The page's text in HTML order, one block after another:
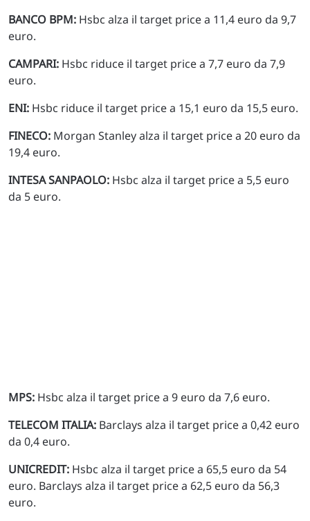
BANCO BPM: Hsbc alza il target price a 11,4 euro da 9,7
euro.
CAMPARI: Hsbc riduce il target price a 7,7 euro da 7,9
euro.
ENI: Hsbc riduce il target price a 15,1 euro da 15,5 euro.
FINECO: Morgan Stanley alza il target price a 20 euro da
19,4 euro.
INTESA SANPAOLO: Hsbc alza il target price a 5,5 euro
da 5 euro.
MPS: Hsbc alza il target price a 9 euro da 7,6 euro.
TELECOM ITALIA: Barclays alza il target price a 0,42 euro
da 0,4 euro.
UNICREDIT: Hsbc alza il target price a 65,5 euro da 54
euro. Barclays alza il target price a 62,5 euro da 56,3
euro.